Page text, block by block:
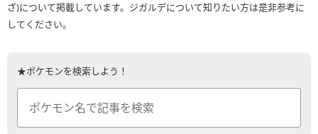
ざ)について掲載しています。ジガルデについて知りたい方は是非参考に
してください。
★ポケモンを検索しよう！